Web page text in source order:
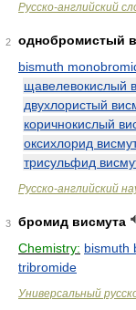
Русско-английский
2
однобромистый
bismuth
щавелевокислый
двухлористый
коричнокислый
оксихлорид
трисульфид
Русско-английский
3
бромид висмута
Chemistry: bismuth
tribromide
Универсальный